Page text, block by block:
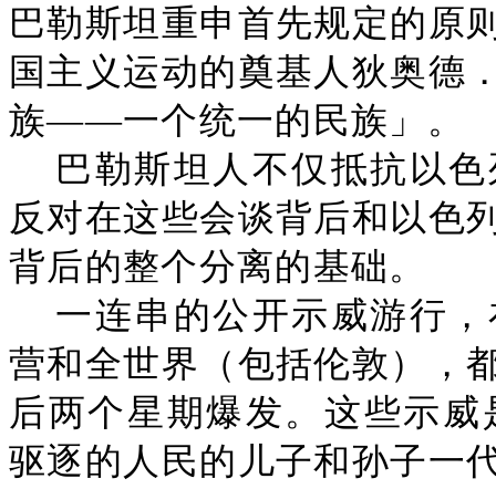
巴勒斯坦重申首先规定的原
国主义运动的奠基人狄奥德
族——一个统一的民族」。
巴勒斯坦人不仅抵抗以
反对在这些会谈背后和以色
背后的整个分离的基础。
一连串的公开示威游行
营和全世界（包括伦敦），
后两个星期爆发。这些示
驱逐的人民的儿子和孙子一